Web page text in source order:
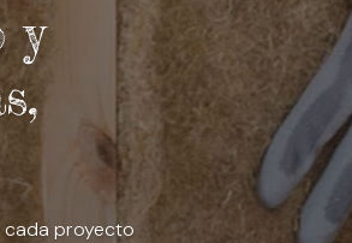
y
cada proyecto